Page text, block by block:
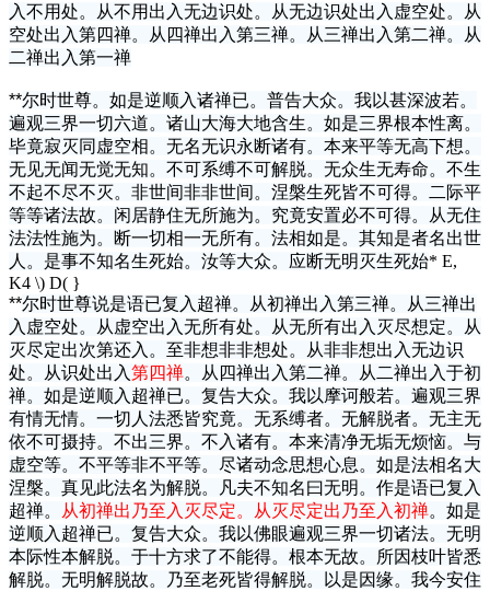
入不用处。从不用出入无边识处。从无边识处出入虚空处。从
空处出入第四禅。从四禅出入第三禅。从三禅出入第二禅。从
二禅出入第一禅
**尔时世尊。如是逆顺入诸禅已。普告大众。我以甚深波若。
遍观三界一切六道。诸山大海大地含生。如是三界根本性离。
毕竟寂灭同虚空相。无名无识永断诸有。本来平等无高下想。
无见无闻无觉无知。不可系缚不可解脱。无众生无寿命。不生
不起不尽不灭。非世间非非世间。涅槃生死皆不可得。二际平
等等诸法故。闲居静住无所施为。究竟安置必不可得。从无住
法法性施为。断一切相一无所有。法相如是。其知是者名出世
人。是事不知名生死始。汝等大众。应断无明灭生死始* E,
K4 \) D( }
**尔时世尊说是语已复入超禅。从初禅出入第三禅。从三禅出
入虚空处。从虚空出入无所有处。从无所有出入灭尽想定。从
灭尽定出次第还入。至非想非非想处。从非非想出入无边识
处。从识处出入第四禅。从四禅出入第二禅。从二禅出入于初
禅。如是逆顺入超禅已。复告大众。我以摩诃般若。遍观三界
有情无情。一切人法悉皆究竟。无系缚者。无解脱者。无主无
依不可摄持。不出三界。不入诸有。本来清净无垢无烦恼。与
虚空等。不平等非不平等。尽诸动念思想心息。如是法相名大
涅槃。真见此法名为解脱。凡夫不知名曰无明。作是语已复入
超禅。
从初禅出乃至入灭尽定。从灭尽定出乃至入初禅。如是
逆顺入超禅已。复告大众。我以佛眼遍观三界一切诸法。无明
本际性本解脱。于十方求了不能得。根本无故。所因枝叶皆悉
解脱。无明解脱故。乃至老死皆得解脱。以是因缘。我今安住